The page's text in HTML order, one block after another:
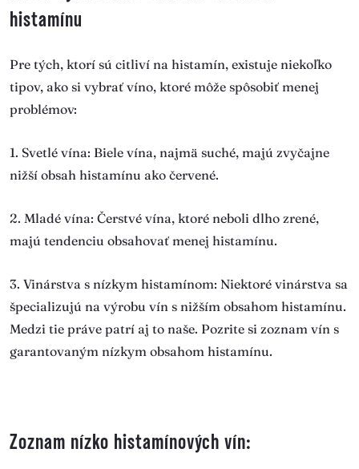
histamínu
Pre tých, ktorí sú citliví na histamín, existuje niekoľko
tipov, ako si vybrať víno, ktoré môže spôsobiť menej
problémov:
1. Svetlé vína: Biele vína, najmä suché, majú zvyčajne
nižší obsah histamínu ako červené.
2. Mladé vína: Čerstvé vína, ktoré neboli dlho zrené,
majú tendenciu obsahovať menej histamínu.
3. Vinárstva s nízkym histamínom: Niektoré vinárstva sa
špecializujú na výrobu vín s nižším obsahom histamínu.
Medzi tie práve patrí aj to naše. Pozrite si zoznam vín s
garantovaným nízkym obsahom histamínu.
Zoznam nízko histamínových vín: